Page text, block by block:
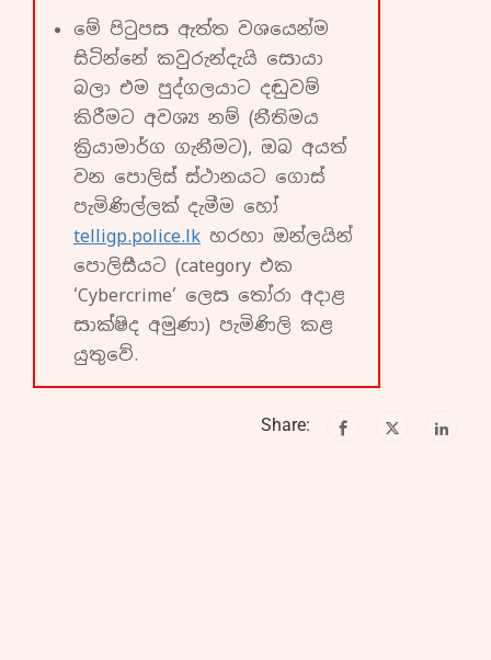
මේ පිටුපස ඇත්ත වශයෙන්ම
සිටින්නේ කවුරුන්දැයි සොයා
බලා එම පුද්ගලයාට දඬුවම්
කිරීමට අවශ්‍ය නම් (නීතිමය
ක්‍රියාමාර්ග ගැනීමට), ඔබ අයත්
වන පොලිස් ස්ථානයට ගොස්
පැමිණිල්ලක් දැමීම හෝ
telligp.police.lk හරහා ඔන්ලයින්
පොලිසීයට (category එක
‘Cybercrime’ ලෙස තෝරා අදාළ
සාක්ෂිද අමුණා) පැමිණිලි කළ
යුතුවේ.
Share: